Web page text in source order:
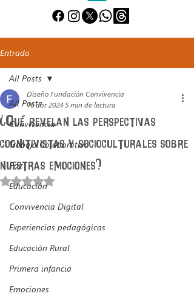
Entrada
All Posts
Convivencia
Trabajo Colaborativo
Paz
Educación
Convivencia Digital
Experiencias pedagógicas
Educación Rural
Primera infancia
Emociones
All Posts
¿Qué revelan las perspectivas
cognitivistas y socioculturales sobre
nuestras emociones?
Diseño Fundación Convivencia
16 abr 2024 5 min de lectura
Obtuvo NaN de 5 estrellas.